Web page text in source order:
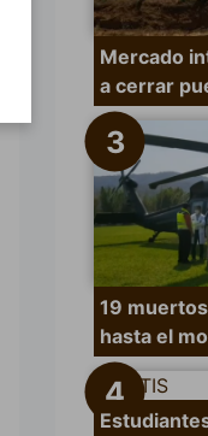
Mercado
a cerrar
19
hasta el